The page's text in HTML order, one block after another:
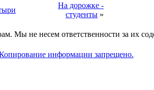
На дорожке -
студенты »
Мы не несем ответственности за их
информации запрещено.